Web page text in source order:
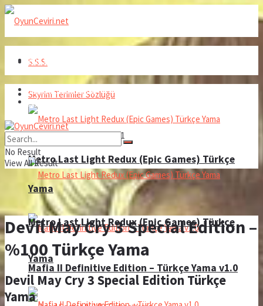
S.S.S.
Skyrim Terimler Sözlüğü
6 Ağustos 2026, Perşembe - 04:51
Ana Sayfa
Türkçe Yamalarımız
Metro Last Light Redux (Epic Games) Türkçe
Yama
Mafia II Definitive Edition – Türkçe Yama v1.0
Ana Sayfa
Türkçe Yamalarımız
Metro Last Light Redux (Epic Games) Türkçe
Yama
No Result
View All Result
Devil May Cry 3 Special Edition –
%100 Türkçe Yama
Devil May Cry 3 Special Edition Türkçe
Yama